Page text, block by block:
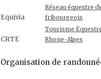
Equivia
Réseau équestre
fribourgeois
CRTE
Tourisme
Rhone-Alpes
Organisation de